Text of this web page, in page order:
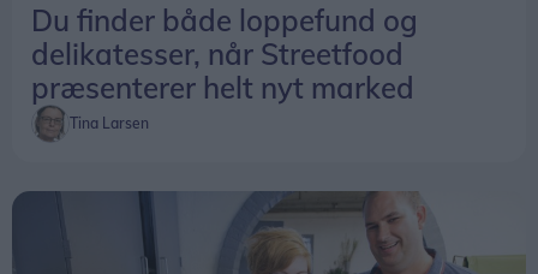
Du finder både loppefund og
delikatesser, når Streetfood
præsenterer helt nyt marked
Tina Larsen